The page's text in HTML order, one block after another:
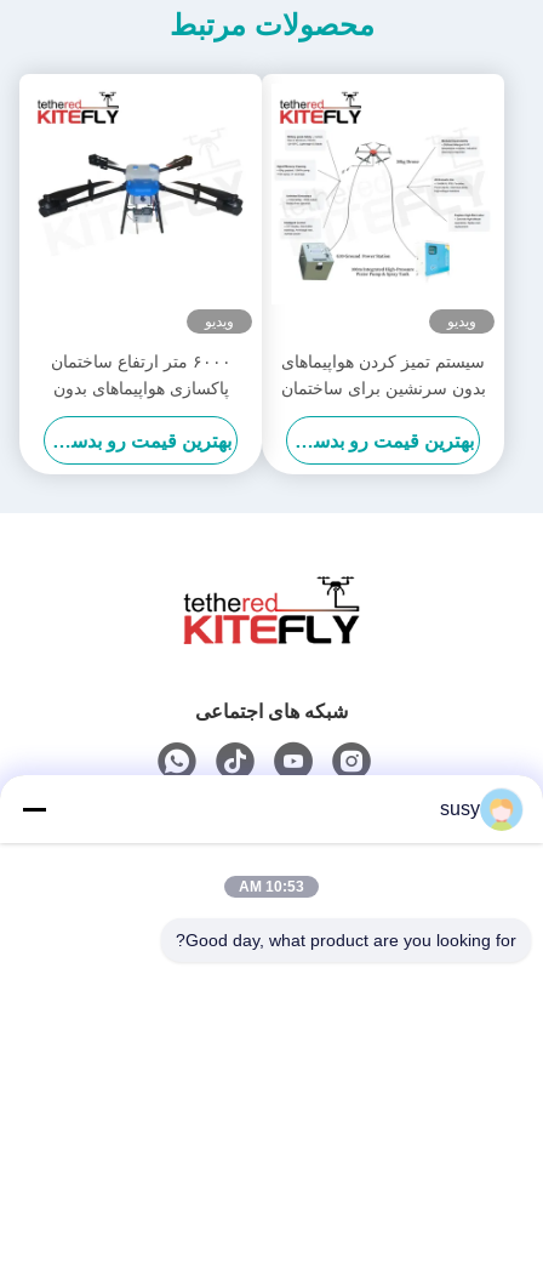
محصولات مرتبط
ویدیو
سیستم تمیز کردن هواپیماهای
بدون سرنشین برای ساختمان
های بلند
بهترین قیمت رو بدست بیار
ویدیو
۶۰۰۰ متر ارتفاع ساختمان
پاکسازی هواپیماهای بدون
سرنشین قدرت شستن
هواپیماهای بدون سرنشین SF-
90X-150 بادبادک
بهترین قیمت رو بدست بیار
شبکه های اجتماعی
0086-19952400441
susy
10:53 AM
Good day, what product are you looking for?